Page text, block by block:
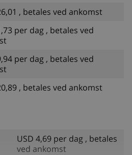
, betales ved ankomst
per dag , betales ved
per dag , betales ved
, betales ved ankomst
USD 4,69 per dag , betales
ved ankomst